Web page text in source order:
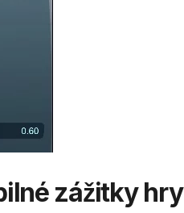
zážitky hry